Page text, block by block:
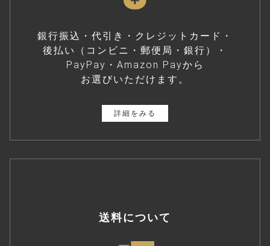
銀行振込・代引き・クレジットカード・
後払い（コンビニ・郵便局・銀行）・
PayPay・Amazon Payから
お選びいただけます。
詳細をみる
送料について